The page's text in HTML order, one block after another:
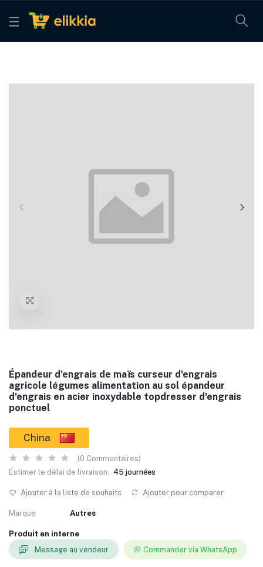
Épandeur d'engrais de maïs curseur d'engrais
agricole légumes alimentation au sol épandeur
d'engrais en acier inoxydable topdresser d'engrais
ponctuel
China
(0 Commentaires)
Estimer le délai de livraison: 45 journées
Ajouter à la liste de souhaits Ajouter pour comparer
Marque Autres
Produit en interne
Message au vendeur
Commander via WhatsApp